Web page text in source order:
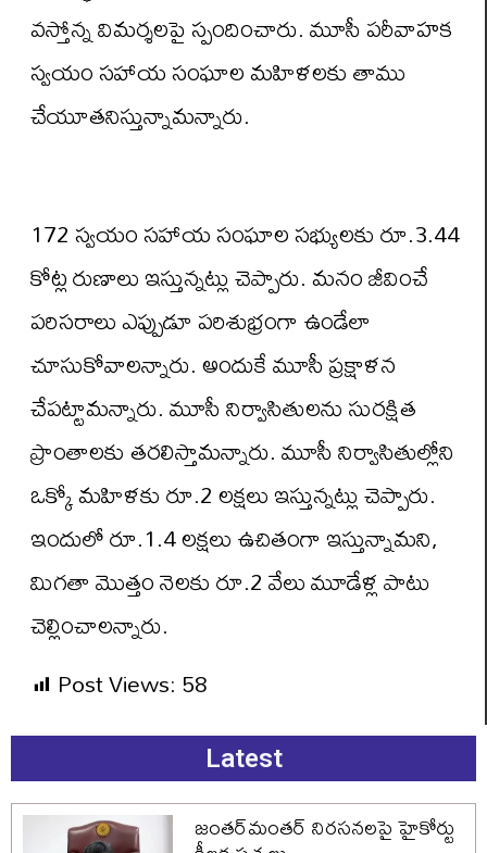
వస్తోన్న విమర్శలపై స్పందించారు. మూసీ పరీవాహక
స్వయం సహాయ సంఘాల మహిళలకు తాము
చేయూతనిస్తున్నామన్నారు.
172 స్వయం సహాయ సంఘాల సభ్యులకు రూ.3.44
కోట్ల రుణాలు ఇస్తున్నట్లు చెప్పారు. మనం జీవించే
పరిసరాలు ఎప్పుడూ పరిశుభ్రంగా ఉండేలా
చూసుకోవాలన్నారు. అందుకే మూసీ ప్రక్షాళన
చేపట్టామన్నారు. మూసీ నిర్వాసితులను సురక్షిత
ప్రాంతాలకు తరలిస్తామన్నారు. మూసీ నిర్వాసితుల్లోని
ఒక్కో మహిళకు రూ.2 లక్షలు ఇస్తున్నట్లు చెప్పారు.
ఇందులో రూ.1.4 లక్షలు ఉచితంగా ఇస్తున్నామని,
మిగతా మొత్తం నెలకు రూ.2 వేలు మూడేళ్ల పాటు
చెల్లించాలన్నారు.
Post Views:58
Latest
జంతర్‌మంతర్ నిరసనలపై హైకోర్టు